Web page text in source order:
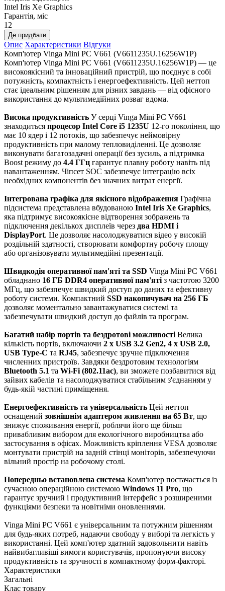
Intel Iris Xe Graphics
Гарантія, міс
12
Де придбати
Опис Характеристики Відгуки
Комп'ютер Vinga Mini PC V661 (V6611235U.16256W1P)
Комп'ютер Vinga Mini PC V661 (V6611235U.16256W1P) — це
високоякісний та інноваційний пристрій, що поєднує в собі
потужність, компактність і енергоефективність. Цей неттоп
стає ідеальним рішенням для різних завдань — від офісного
використання до мультимедійних розваг вдома.
Висока продуктивність У серці Vinga Mini PC V661
знаходиться процесор Intel Core i5 1235U 12-го покоління, що
має 10 ядер і 12 потоків, що забезпечує неймовірну
продуктивність при малому тепловиділенні. Це дозволяє
виконувати багатозадачні операції без зусиль, а підтримка
Boost режиму до 4.4 ГГц гарантує плавну роботу навіть під
навантаженням. Чіпсет SOC забезпечує інтеграцію всіх
необхідних компонентів без значних витрат енергії.
Інтегрована графіка для якісного відображення Графічна
підсистема представлена вбудованою Intel Iris Xe Graphics,
яка підтримує високоякісне відтворення зображень та
підключення декількох дисплеїв через два HDMI і
DisplayPort. Це дозволяє насолоджуватися відео у високій
роздільній здатності, створювати комфортну робочу площу
або організовувати мультимедійні презентації.
Швидкодія оперативної пам'яті та SSD Vinga Mini PC V661
обладнано 16 ГБ DDR4 оперативної пам'ятіз частотою 3200
МГц, що забезпечує швидкий доступ до даних та ефективну
роботу системи. Компактний SSD накопичувач на 256 ГБ
дозволяє моментально завантажуватися системі та
забезпечувати швидкий доступ до файлів та програм.
Багатий набір портів та бездротові можливостіВелика
кількість портів, включаючи 2 x USB 3.2 Gen2, 4 x USB 2.0,
USB Type-C та RJ45, забезпечує зручне підключення
численних пристроїв. Завдяки бездротовим технологіям
Bluetooth 5.1 та Wi-Fi (802.11ac), ви зможете позбавитися від
зайвих кабелів та насолоджуватися стабільним з'єднанням у
будь-якій частині приміщення.
Енергоефективність та універсальність Цей неттоп
оснащений зовнішнім адаптером живлення на 65 Вт, що
знижує споживання енергії, роблячи його ще більш
привабливим вибором для екологічного виробництва або
застосування в офісах. Можливість кріплення VESA дозволяє
монтувати пристрій на задній стінці моніторів, забезпечуючи
вільний простір на робочому столі.
Попередньо встановлена система Комп'ютер постачається із
сучасною операційною системою Windows 11 Pro, що
гарантує зручний і продуктивний інтерфейс з розширеними
функціями безпеки та новітніми оновленнями.
Vinga Mini PC V661 є універсальним та потужним рішенням
для будь-яких потреб, надаючи свободу у виборі та легкість у
використанні. Цей комп'ютер здатний задовольнити навіть
найвибагливіші вимоги користувачів, пропонуючи високу
продуктивність та зручності в компактному форм-факторі.
Характеристики
Загальні
Клас товару